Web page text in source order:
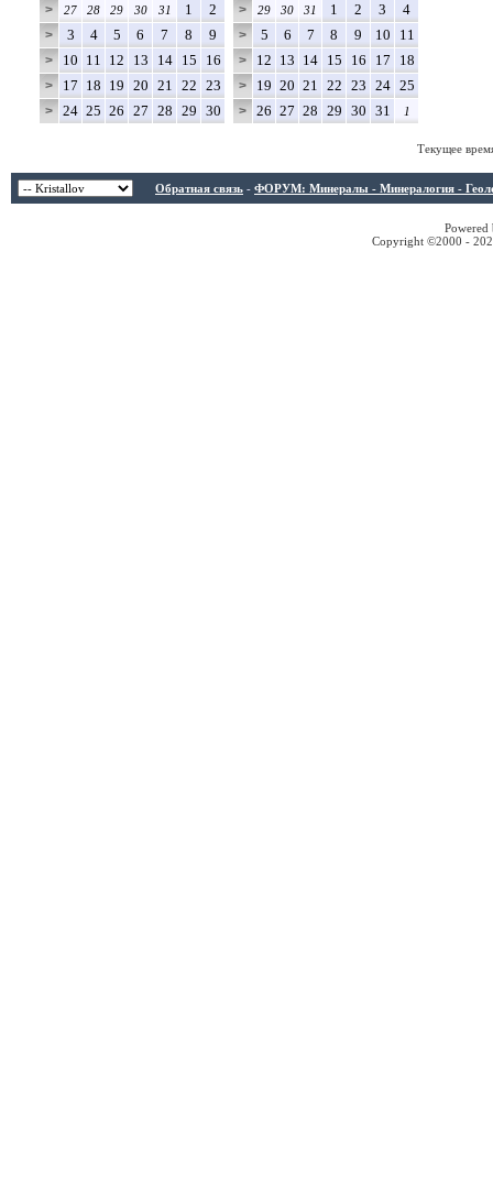
>
27 28 29 30 31 1 2
> 3 4 5 6 7 8 9
> 10 11 12 13 14 15 16
> 17 18 19 20 21 22 23
> 24 25 26 27 28 29 30
>
29 30 31 1 2 3 4
> 5 6 7 8 9 10 11
> 12 13 14 15 16 17 18
> 19 20 21 22 23 24 25
> 26 27 28 29 30 31 1
Текущее
Обратная связь - ФОРУМ: Минералы - Минералогия -
Copyright ©2000 -